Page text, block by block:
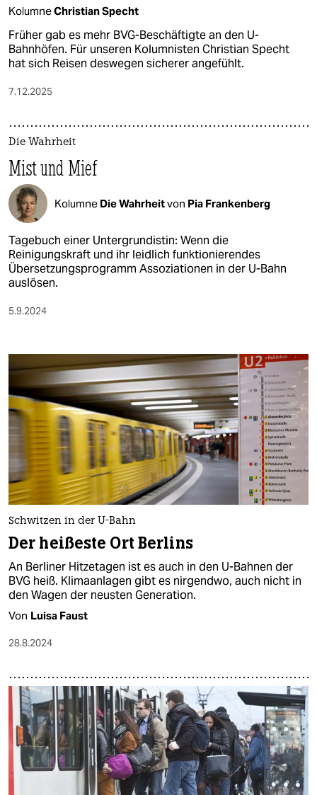
KolumneChristian Specht
Früher gab es mehr BVG-Beschäftigte an den U-
Bahnhöfen. Für unseren Kolumnisten Christian Specht
hat sich Reisen deswegen sicherer angefühlt.
7.12.2025
Die Wahrheit
Mist und Mief
Kolumne Die Wahrheitvon Pia Frankenberg
Tagebuch einer Untergrundistin: Wenn die
Reinigungskraft und ihr leidlich funktionierendes
Übersetzungsprogramm Assoziationen in der U-Bahn
auslösen.
5.9.2024
Schwitzen in der U-Bahn
Der heißeste Ort Berlins
An Berliner Hitzetagen ist es auch in den U-Bahnen der
BVG heiß. Klimaanlagen gibt es nirgendwo, auch nicht in
den Wagen der neusten Generation.
Von Luisa Faust
28.8.2024